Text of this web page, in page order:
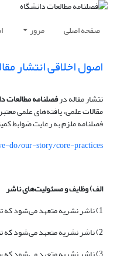
صفحه اصلی مرور
اصول اخلاقی انتشار
نتشار مقاله درفصلنامه مطالعات
فصلنامه ملزم به رعایت ضوابط
do/our-story/core-practices
الف) وظایف و مسئولیت‌های ناشر
1) ناشر نشریه متعهد می‌شود که تصمیمات تحریریه در مورد مقاله‌های دریافتی نهایی است.
2) ناشر نشریه متعهد می‌شود که تصمیم در مورد سرنوشت مقالات مورد بررسی صرفا بر اساس قضاوت حرفه‌ای صورت پذیرفته و تحت تأثیر منافع تجاری نخواهد بود.